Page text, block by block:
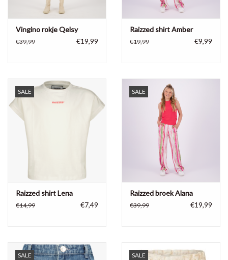
Vingino rokje Qelsy
€39,99 €19,99
Raizzed shirt Amber
€19,99 €9,99
SALE
Raizzed shirt Lena
€14,99 €7,49
SALE
Raizzed broek Alana
€39,99 €19,99
SALE SALE